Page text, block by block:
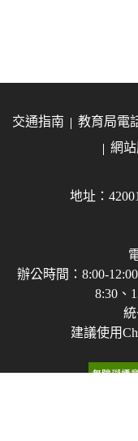
交通指南 教育局電
網
地址：
辦公時間：8:00-
8:30、
統
建議使用